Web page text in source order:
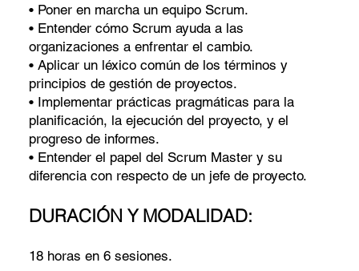
• Poner en marcha un equipo Scrum.
• Entender cómo Scrum ayuda a las
organizaciones a enfrentar el cambio.
• Aplicar un léxico común de los términos y
principios de gestión de proyectos.
• Implementar prácticas pragmáticas para la
planificación, la ejecución del proyecto, y el
progreso de informes.
• Entender el papel del Scrum Master y su
diferencia con respecto de un jefe de proyecto.
DURACIÓN Y MODALIDAD:
18 horas en 6 sesiones.